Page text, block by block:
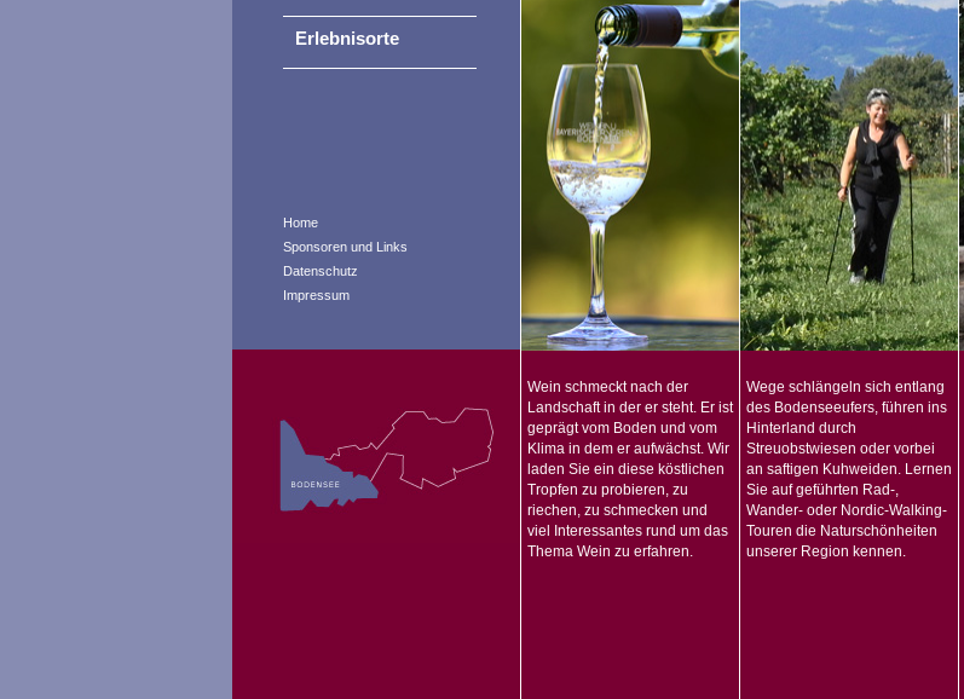
Home
Sponsoren und Links
Datenschutz
Impressum
Wein schmeckt nach der
Landschaft in der er steht. Er ist
geprägt vom Boden und vom
Klima in dem er aufwächst. Wir
laden Sie ein diese köstlichen
Tropfen zu probieren, zu
riechen, zu schmecken und
viel Interessantes rund um das
Thema Wein zu erfahren.
Wege schlängeln sich entlang
des Bodenseeufers, führen ins
Hinterland durch
Streuobstwiesen oder vorbei
an saftigen Kuhweiden. Lernen
Sie auf geführten Rad-,
Wander- oder Nordic-Walking-
Touren die Naturschönheiten
unserer Region kennen.
Erlebnisorte